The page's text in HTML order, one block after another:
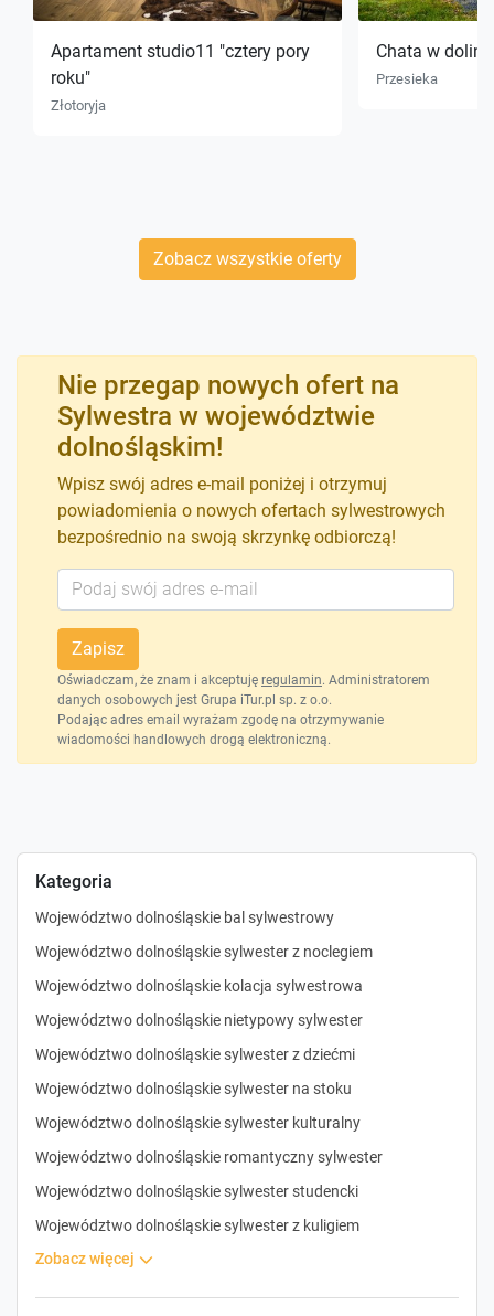
Kategoria
Województwo dolnośląskie bal sylwestrowy
Województwo dolnośląskie sylwester z noclegiem
Województwo dolnośląskie kolacja sylwestrowa
Województwo dolnośląskie nietypowy sylwester
Województwo dolnośląskie sylwester z dziećmi
Województwo dolnośląskie sylwester na stoku
Województwo dolnośląskie sylwester kulturalny
Województwo dolnośląskie romantyczny sylwester
Województwo dolnośląskie sylwester studencki
Województwo dolnośląskie sylwester z kuligiem
zobacz więcej
Apartament studio11 "cztery pory
roku"
Złotoryja
Chata w
Przesieka
Zobacz wszystkie oferty
Nie przegap nowych ofert na
Sylwestra w województwie
dolnośląskim!
Wpisz swój adres e-mail poniżej i otrzymuj
powiadomienia o nowych ofertach sylwestrowych
bezpośrednio na swoją skrzynkę odbiorczą!
Zapisz
Oświadczam, że znam i akceptuję regulamin. Administratorem
danych osobowych jest Grupa iTur.pl sp. z o.o.
Podając adres email wyrażam zgodę na otrzymywanie
wiadomości handlowych drogą elektroniczną.